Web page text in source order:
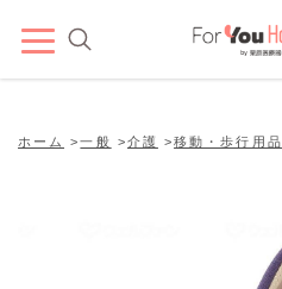
ホーム >一般 >介護 >移動・歩行用品